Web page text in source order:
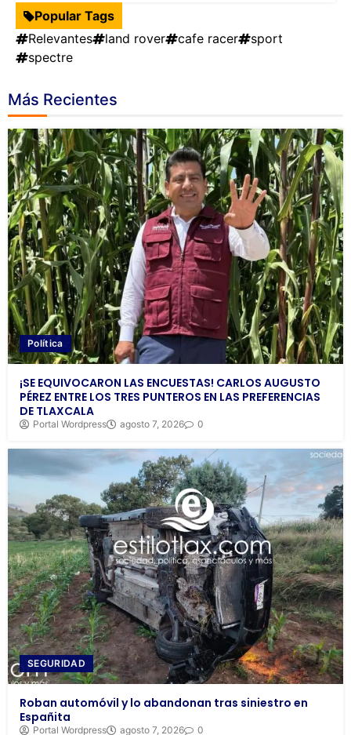
Popular Tags
Relevantes
land rover cafe racer
sport
spectre
Más Recientes
Política
¡SE EQUIVOCARON LAS ENCUESTAS! CARLOS AUGUSTO
PÉREZ ENTRE LOS TRES PUNTEROS EN LAS PREFERENCIAS
DE TLAXCALA
Portal Wordpress agosto 7, 2026 0
SEGURIDAD
Roban automóvil y lo abandonan tras siniestro en
Españita
Portal Wordpress agosto 7, 2026 0